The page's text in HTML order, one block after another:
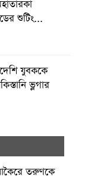
শুটিং...
যুবককে
ভ্লগার